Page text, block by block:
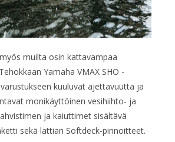
muilta osin kattavampaa
Yamaha VMAX SHO -
kuuluvat ajettavuutta ja
monikäyttöinen vesihiihto- ja
ja kaiuttimet sisältävä
sekä lattian Softdeck-pinnoitteet.